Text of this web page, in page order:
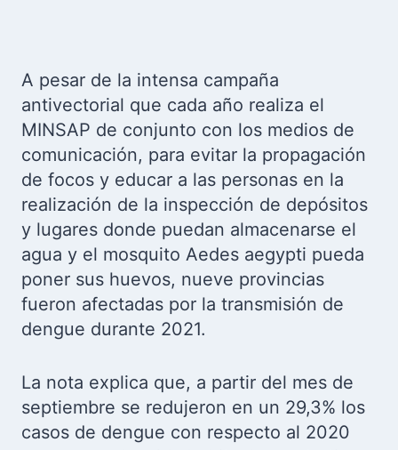
A pesar de la intensa campaña
antivectorial que cada año realiza el
MINSAP de conjunto con los medios de
comunicación, para evitar la propagación
de focos y educar a las personas en la
realización de la inspección de depósitos
y lugares donde puedan almacenarse el
agua y el mosquito Aedes aegypti pueda
poner sus huevos, nueve provincias
fueron afectadas por la transmisión de
dengue durante 2021.
La nota explica que, a partir del mes de
septiembre se redujeron en un 29,3% los
casos de dengue con respecto al 2020